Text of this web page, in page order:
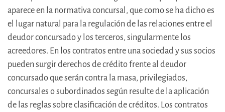
aparece en la normativa concursal, que como se ha dicho es
el lugar natural para la regulación de las relaciones entre el
deudor concursado y los terceros, singularmente los
acreedores. En los contratos entre una sociedad y sus socios
pueden surgir derechos de crédito frente al deudor
concursado que serán contra la masa, privilegiados,
concursales o subordinados según resulte de la aplicación
de las reglas sobre clasificación de créditos. Los contratos